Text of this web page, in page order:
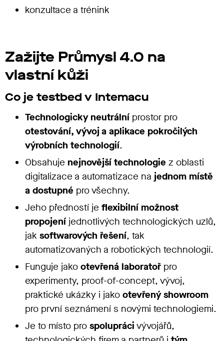
konzultace a trénink
Zažijte Průmysl 4.0 na
vlastní kůži
Co je testbed v Intemacu
Technologicky neutrálníprostor pro
otestování, vývoj a aplikace pokročilých
výrobních technologií.
Obsahuje nejnovější technologie z oblasti
digitalizace a automatizace na jednom místě
a dostupné pro všechny.
Jeho předností je flexibilní možnost
propojeníjednotlivých technologických uzlů,
jak softwarových řešení, tak
automatizovaných a robotických technologií.
Funguje jako otevřená laboratoř pro
experimenty, proof-of-concept, vývoj,
praktické ukázky i jako otevřený showroom
pro první seznámení s novými technologiemi.
Je to místo pro spolupráci vývojářů,